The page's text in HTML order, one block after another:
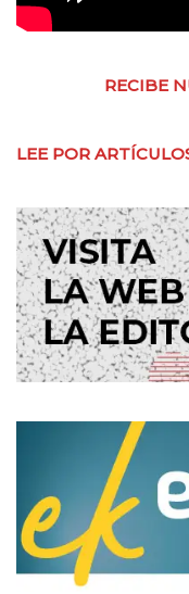
RECIBE
LEE POR